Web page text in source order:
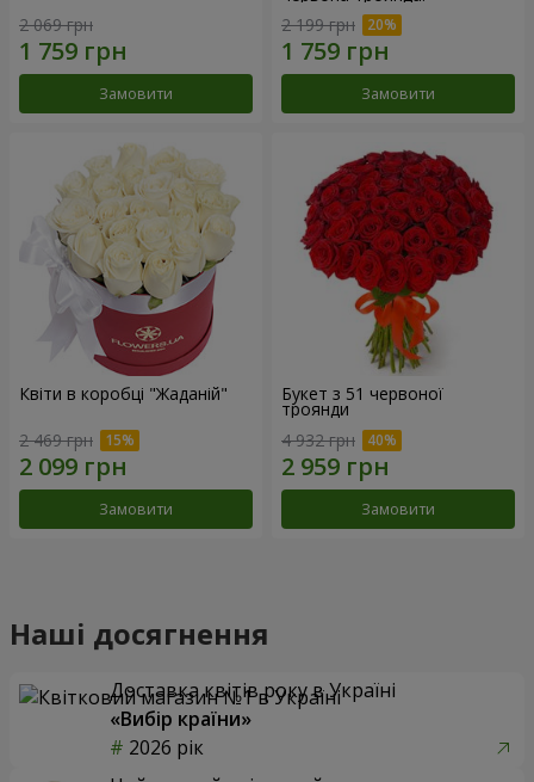
2 069 грн
Замовити
2 199 грн
Замовити
Квіти в коробці "Жаданій"
2 469 грн
Замовити
Букет з 51 червоної
троянди
4 932 грн
Замовити
Наші досягнення
Доставка квітів року в Україні
«Вибір країни»
2026 рік